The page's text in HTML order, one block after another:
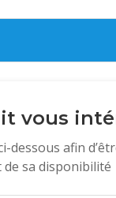
vous
dessous afin
sa disponibilité